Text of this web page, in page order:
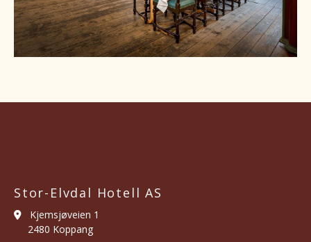
Stor-Elvdal Hotell AS

Kjemsjøveien 1
2480 Koppang